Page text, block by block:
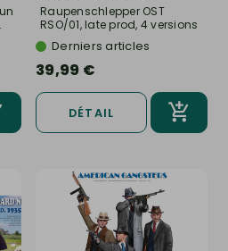
Raupenschlepper OST
RSO/01, late prod, 4 versions
-... Derniers articles
39,99 €
DÉTAIL